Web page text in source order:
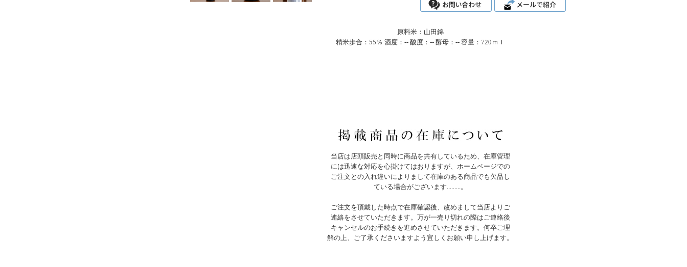
原料米：山田錦
精米歩合：55％ 酒度：-- 酸度：-- 酵母：-- 容量：720ｍｌ
当店は店頭販売と同時に商品を共有しているため、在庫管理
には迅速な対応を心掛けてはおりますが、ホームページでの
ご注文との入れ違いによりまして在庫のある商品でも欠品し
ている場合がございます.........。
ご注文を頂戴した時点で在庫確認後、改めまして当店よりご
連絡をさせていただきます。万が一売り切れの際はご連絡後
キャンセルのお手続きを進めさせていただきます。何卒ご理
解の上、ご了承くださいますよう宜しくお願い申し上げます。